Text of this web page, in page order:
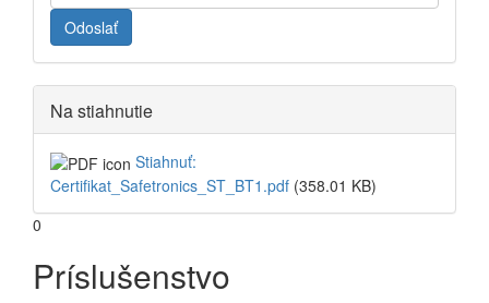
Odoslať
Na stiahnutie
Stiahnuť:
Certifikat_Safetronics_ST_BT1.pdf (358.01 KB)
0
Príslušenstvo